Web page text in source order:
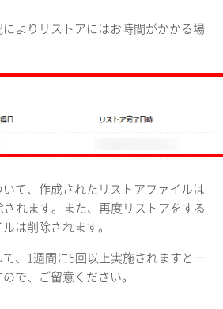
よりリストアにはお時間がかかる場
て、作成されたリストアファイルは
れます。また、再度リストアをする
は削除されます。
、1週間に5回以上実施されますと一
で、ご留意ください。